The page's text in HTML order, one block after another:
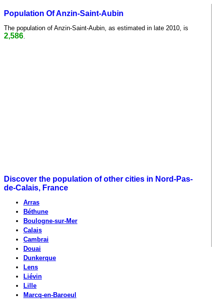
Population Of Anzin-Saint-Aubin
The population of Anzin-Saint-Aubin, as estimated in late 2010, is
2,586
Discover the population of other cities in Nord-Pas-
de-Calais, France
Arras
Béthune
Boulogne-sur-Mer
Calais
Cambrai
Douai
Dunkerque
Lens
Liévin
Lille
Marcq-en-Baroeul